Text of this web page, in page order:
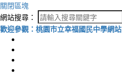
關閉區塊
網站搜尋：
歡迎參觀：桃園市立幸福國民中學網站